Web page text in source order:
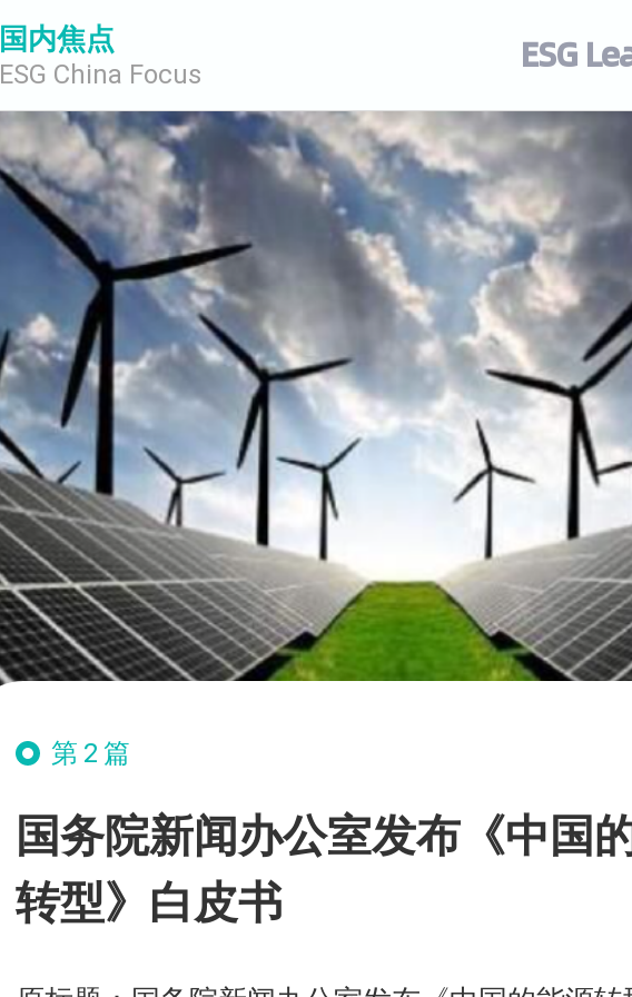
国内焦点
ESG China Focus ESG
第2篇
国务院新闻办公室发布《中国
转型》白皮书